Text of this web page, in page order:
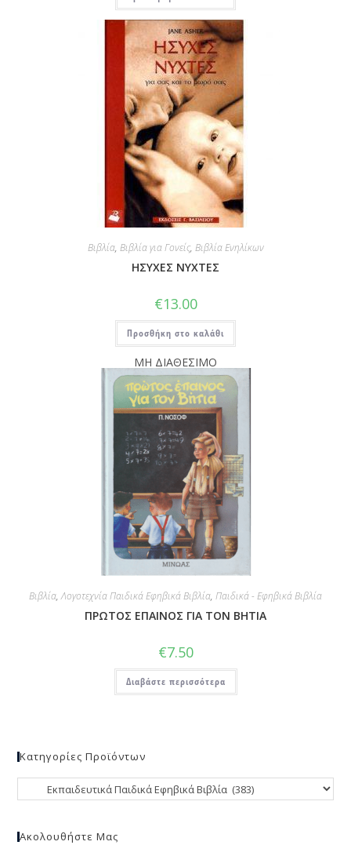
Βιβλία, Βιβλία για Γονείς, Βιβλία Ενηλίκων
ΗΣΥΧΕΣ ΝΥΧΤΕΣ
€13.00
Προσθήκη στο καλάθι
ΜΗ ΔΙΑΘΕΣΙΜΟ
Βιβλία,Λογοτεχνία Παιδικά Εφηβικά Βιβλία, Παιδικά - Εφηβικά Βιβλία
ΠΡΩΤΟΣ ΕΠΑΙΝΟΣ ΓΙΑ ΤΟΝ ΒΗΤΙΑ
€7.50
Διαβάστε περισσότερα
Κατηγορίες Προϊόντων
Ακολουθήστε Μας